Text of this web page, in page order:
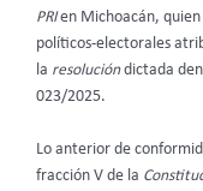
PRIen Michoacán, quien
políticos-electorales
la resolucióndictada
023/2025.
Lo anterior de
fracción V de la